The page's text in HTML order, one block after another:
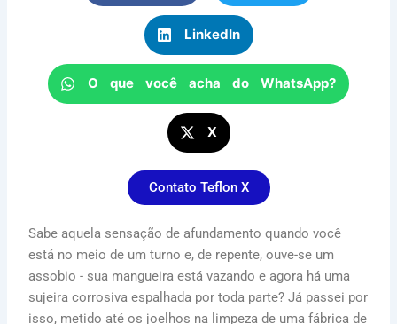
LinkedIn
O que você acha do WhatsApp?
X
Contato Teflon X
Sabe aquela sensação de afundamento quando você
está no meio de um turno e, de repente, ouve-se um
assobio - sua mangueira está vazando e agora há uma
sujeira corrosiva espalhada por toda parte? Já passei por
isso, metido até os joelhos na limpeza de uma fábrica de